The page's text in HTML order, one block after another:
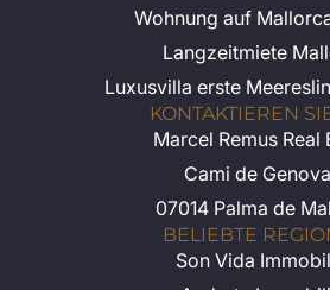
Copyright 2026 Marcel Remus.
Alle Rechte vorbehalten.